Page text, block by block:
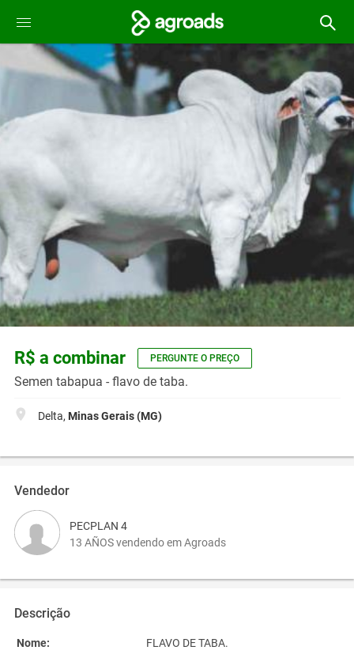
R$ a combinar PERGUNTE O PREÇO
Semen tabapua - flavo de taba.
Delta, Minas Gerais (MG)
Vendedor
PECPLAN 4
13 AÑOS vendendo em Agroads
Descrição
Nome:
FLAVO DE TABA.